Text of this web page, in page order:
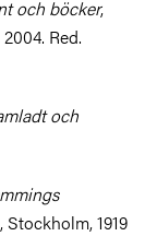
och böcker,
Red.
och
1919